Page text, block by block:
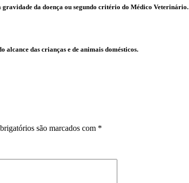
gravidade da doença ou segundo critério do Médico Veterinário.
alcance das crianças e de animais domésticos.
são marcados com *